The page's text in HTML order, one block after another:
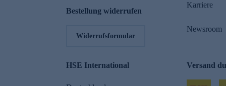
Bestellung widerrufen
Widerrufsformular
Karriere
Newsroom
HSE International Versand